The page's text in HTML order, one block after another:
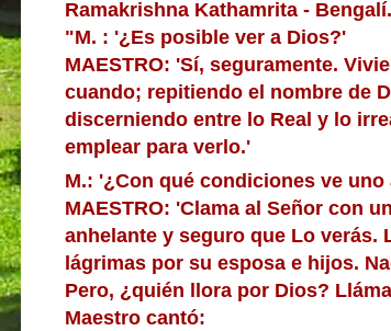
Ramakrishna Kathamrita -
"M. : '¿Es posible ver a Dios?'
MAESTRO: 'Sí, seguramente.
cuando; repitiendo el nombre de
discerniendo entre lo Real y lo
emplear para verlo.'
M.: '¿Con qué condiciones ve uno
MAESTRO: 'Clama al Señor con
anhelante y seguro que Lo verás.
lágrimas por su esposa e hijos.
Pero, ¿quién llora por Dios?
Maestro cantó: